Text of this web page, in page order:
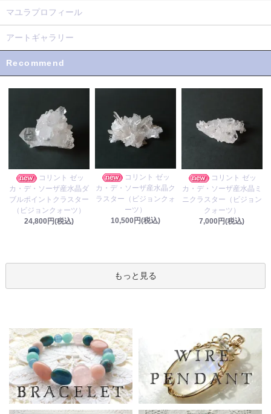
マユラプロフィール
アートギャラリー
Recommend
コリント ゼッ
カ・デ・ソーザ産水晶ダ
ブルポイントクラスター
（ビジョンクォーツ）
24,800円(税込)
コリント ゼッ
カ・デ・ソーザ産水晶ク
ラスター（ビジョンクォ
ーツ）
10,500円(税込)
コリント ゼッ
カ・デ・ソーザ産水晶ミ
ニクラスター（ビジョン
クォーツ）
7,000円(税込)
もっと見る